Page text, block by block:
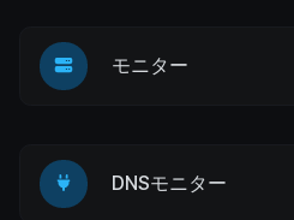
モニター
DNSモニター